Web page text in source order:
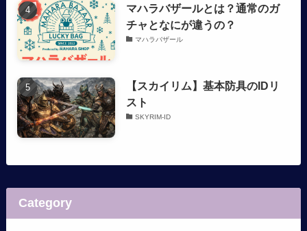
マハラバザールとは？通常のガ
チャとなにが違うの？
マハラバザール
【スカイリム】基本防具のIDリ
スト
SKYRIM-ID
Category